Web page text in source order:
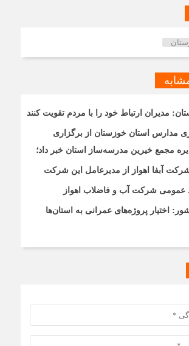
مدیران ارتباط خود را با مردم تقویت کنند
مدارس استان خوزستان از برگزاری
مجمع خیرین مدرسه‌ساز استان خبر داد؛
آبفا اهواز از مدیرعامل این شرکت
عمومی شرکت آب و فاضلاب اهواز
اختیار پروژه‌های عمرانی به استان‌ها